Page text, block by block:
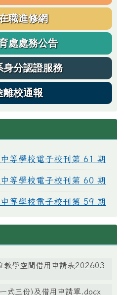
職進修網
處處務公告
身分認證服務
離校通報
等學校電子校刊第 61 期
等學校電子校刊第 60 期
等學校電子校刊第 59 期
教學空間借用申請表202603
式三份)及借用申請單.docx